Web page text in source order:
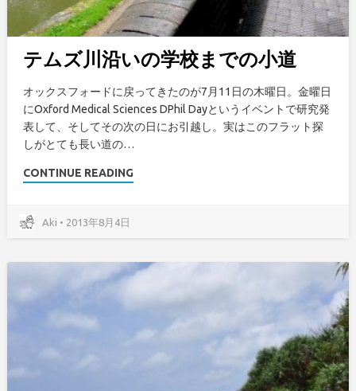
テムズ川沿いの学校までの小道
オックスフォードに戻ってきたのが7月11日の木曜日。金曜日
にOxford Medical Sciences DPhil Dayというイベントで研究発
表して、そしてその次の日にお引越し。実はこのフラット探
しがとても長い道の…
CONTINUE READING
Aki • 2013年8月4日